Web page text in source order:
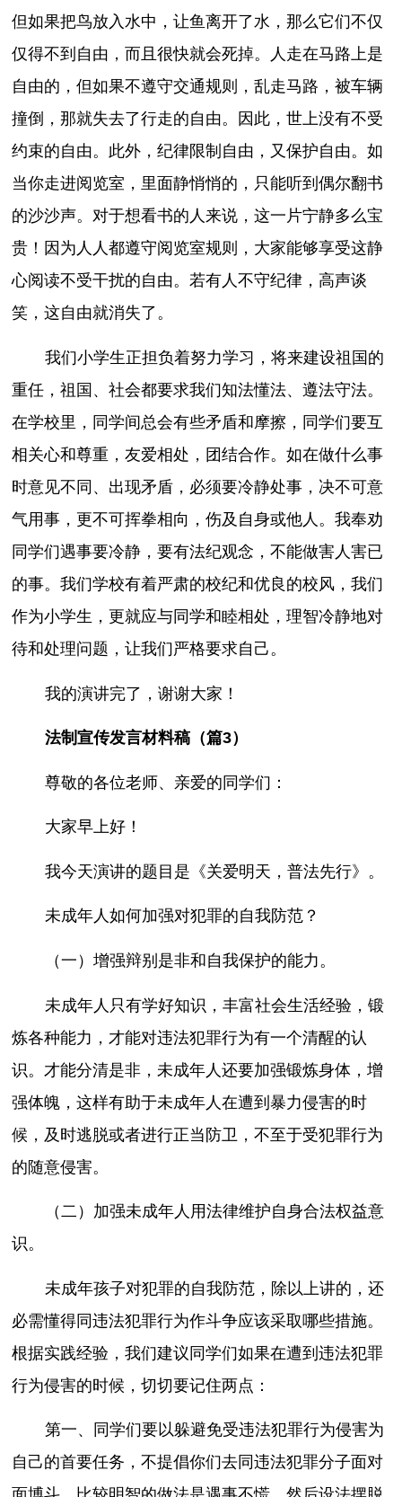
但如果把鸟放入水中，让鱼离开了水，那么它们不仅
仅得不到自由，而且很快就会死掉。人走在马路上是
自由的，但如果不遵守交通规则，乱走马路，被车辆
撞倒，那就失去了行走的自由。因此，世上没有不受
约束的自由。此外，纪律限制自由，又保护自由。如
当你走进阅览室，里面静悄悄的，只能听到偶尔翻书
的沙沙声。对于想看书的人来说，这一片宁静多么宝
贵！因为人人都遵守阅览室规则，大家能够享受这静
心阅读不受干扰的自由。若有人不守纪律，高声谈
笑，这自由就消失了。
我们小学生正担负着努力学习，将来建设祖国的
重任，祖国、社会都要求我们知法懂法、遵法守法。
在学校里，同学间总会有些矛盾和摩擦，同学们要互
相关心和尊重，友爱相处，团结合作。如在做什么事
时意见不同、出现矛盾，必须要冷静处事，决不可意
气用事，更不可挥拳相向，伤及自身或他人。我奉劝
同学们遇事要冷静，要有法纪观念，不能做害人害已
的事。我们学校有着严肃的校纪和优良的校风，我们
作为小学生，更就应与同学和睦相处，理智冷静地对
待和处理问题，让我们严格要求自己。
我的演讲完了，谢谢大家！
法制宣传发言材料稿（篇3）
尊敬的各位老师、亲爱的同学们：
大家早上好！
我今天演讲的题目是《关爱明天，普法先行》。
未成年人如何加强对犯罪的自我防范？
（一）增强辩别是非和自我保护的能力。
未成年人只有学好知识，丰富社会生活经验，锻
炼各种能力，才能对违法犯罪行为有一个清醒的认
识。才能分清是非，未成年人还要加强锻炼身体，增
强体魄，这样有助于未成年人在遭到暴力侵害的时
候，及时逃脱或者进行正当防卫，不至于受犯罪行为
的随意侵害。
（二）加强未成年人用法律维护自身合法权益意
识。
未成年孩子对犯罪的自我防范，除以上讲的，还
必需懂得同违法犯罪行为作斗争应该采取哪些措施。
根据实践经验，我们建议同学们如果在遭到违法犯罪
行为侵害的时候，切切要记住两点：
第一、同学们要以躲避免受违法犯罪行为侵害为
自己的首要任务，不提倡你们去同违法犯罪分子面对